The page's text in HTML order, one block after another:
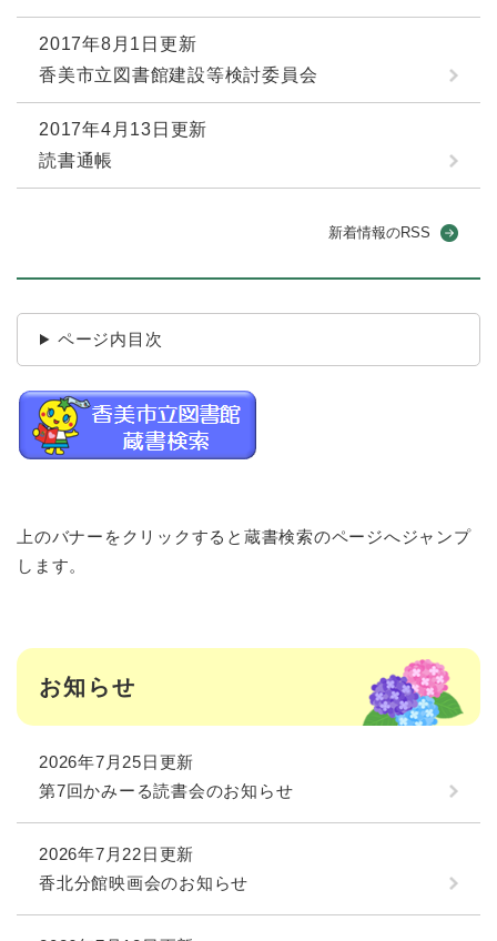
2017年8月1日更新
香美市立図書館建設等検討委員会
2017年4月13日更新
読書通帳
新着情報のRSS
ページ内目次
上のバナーをクリックすると蔵書検索のページへジャンプ
します。
お知らせ
2026年7月25日更新
第7回かみーる読書会のお知らせ
2026年7月22日更新
香北分館映画会のお知らせ